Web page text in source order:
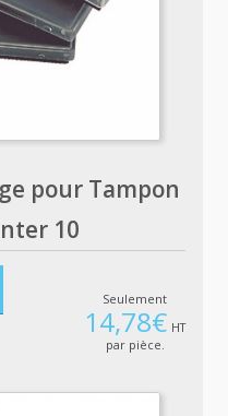
pour Tampon
10
Seulement
14,78€ HT
par pièce.